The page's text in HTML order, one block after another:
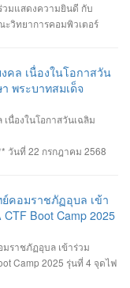
วมแสดงความยินดี กับ
วิทยาการคอมพิวเตอร์
2025 ภายใต้โครงการ
ที่ 7-8 กรกฎาคม 2568 รุ่น
ายชัยวัฒน์ ชัยฤทธิ์ นาย
คะแนน #รางวัลรอง
ยนวพงษ์ ธรรมสัตย์ นายวี
นะเลิศอันดับที่_2 ทีม
ทำคะแนนได้ 500 คะแนน
CYBER
ทศ มหาวิทยาลัยราชภัฏ
มั่นคงปลอดภัยไซเบอร์แห่ง
the Flag Competition
รแข่งขันในรูปแบบออนไลน์
คล เนื่องในโอกาสวัน
พระบาทสมเด็จ
นื่องในโอกาสวันเฉลิม
วันที่ 22 กรกฎาคม 2568
รษา 28 กรกฎาคม 2568 ณ
โดยมีท่าน รอง
านในพิธีถวายพระพร
ารคอมพิวเตอร์
ราชธานี
คอมราชภัฏอุบล เข้า
Boot Camp 2025
ราชภัฏอุบล เข้าร่วม
Camp 2025 รุ่นที่ 4 จุดไฟ